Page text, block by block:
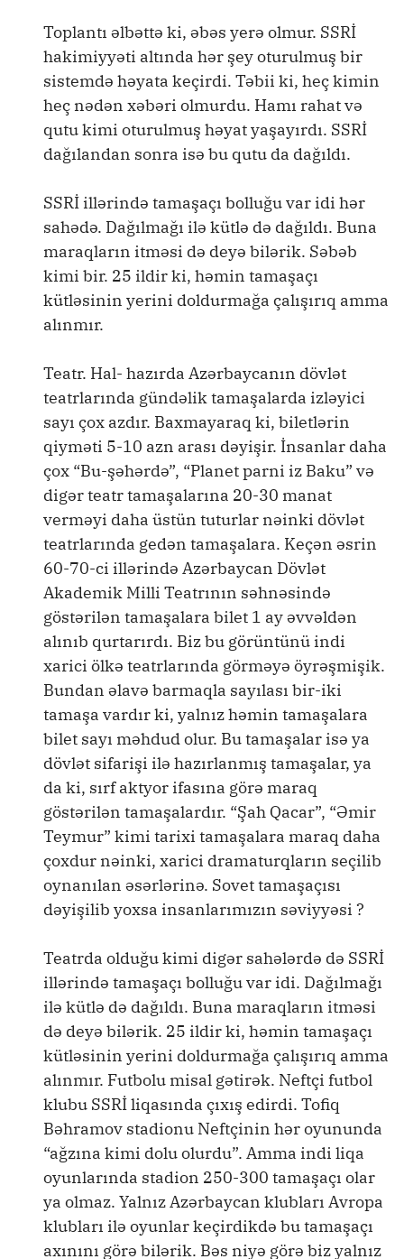
Toplantı əlbəttə ki, əbəs yerə olmur. SSRİ
hakimiyyəti altında hər şey oturulmuş bir
sistemdə həyata keçirdi. Təbii ki, heç kimin
heç nədən xəbəri olmurdu. Hamı rahat və
qutu kimi oturulmuş həyat yaşayırdı. SSRİ
dağılandan sonra isə bu qutu da dağıldı.
SSRİ illərində tamaşaçı bolluğu var idi hər
sahədə. Dağılmağı ilə kütlə də dağıldı. Buna
maraqların itməsi də deyə bilərik. Səbəb
kimi bir. 25 ildir ki, həmin tamaşaçı
kütləsinin yerini doldurmağa çalışırıq amma
alınmır.
Teatr. Hal- hazırda Azərbaycanın dövlət
teatrlarında gündəlik tamaşalarda izləyici
sayı çox azdır. Baxmayaraq ki, biletlərin
qiyməti 5-10 azn arası dəyişir. İnsanlar daha
çox “Bu-şəhərdə”, “Planet parni iz Baku” və
digər teatr tamaşalarına 20-30 manat
verməyi daha üstün tuturlar nəinki dövlət
teatrlarında gedən tamaşalara. Keçən əsrin
60-70-ci illərində Azərbaycan Dövlət
Akademik Milli Teatrının səhnəsində
göstərilən tamaşalara bilet 1 ay əvvəldən
alınıb qurtarırdı. Biz bu görüntünü indi
xarici ölkə teatrlarında görməyə öyrəşmişik.
Bundan əlavə barmaqla sayılası bir-iki
tamaşa vardır ki, yalnız həmin tamaşalara
bilet sayı məhdud olur. Bu tamaşalar isə ya
dövlət sifarişi ilə hazırlanmış tamaşalar, ya
da ki, sırf aktyor ifasına görə maraq
göstərilən tamaşalardır. “Şah Qacar”, “Əmir
Teymur” kimi tarixi tamaşalara maraq daha
çoxdur nəinki, xarici dramaturqların seçilib
oynanılan əsərlərinə. Sovet tamaşaçısı
dəyişilib yoxsa insanlarımızın səviyyəsi ?
Teatrda olduğu kimi digər sahələrdə də SSRİ
illərində tamaşaçı bolluğu var idi. Dağılmağı
ilə kütlə də dağıldı. Buna maraqların itməsi
də deyə bilərik. 25 ildir ki, həmin tamaşaçı
kütləsinin yerini doldurmağa çalışırıq amma
alınmır. Futbolu misal gətirək. Neftçi futbol
klubu SSRİ liqasında çıxış edirdi. Tofiq
Bəhramov stadionu Neftçinin hər oyununda
“ağzına kimi dolu olurdu”. Amma indi liqa
oyunlarında stadion 250-300 tamaşaçı olar
ya olmaz. Yalnız Azərbaycan klubları Avropa
klubları ilə oyunlar keçirdikdə bu tamaşaçı
axınını görə bilərik. Bəs niyə görə biz yalnız